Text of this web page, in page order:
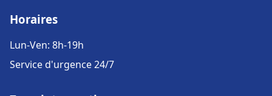
Horaires
Lun-Ven: 8h-19h
Service d'urgence 24/7